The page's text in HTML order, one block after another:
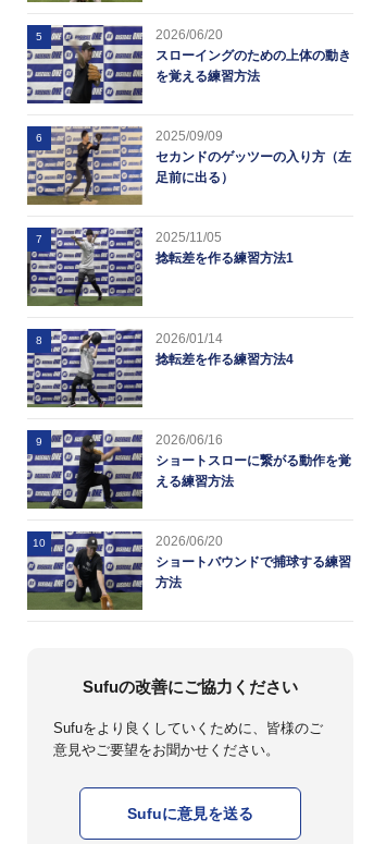
5
2026/06/20
スローイングのための上体の動き
を覚える練習方法
6
2025/09/09
セカンドのゲッツーの入り方（左
足前に出る）
7
2025/11/05
捻転差を作る練習方法1
8
2026/01/14
捻転差を作る練習方法4
9
2026/06/16
ショートスローに繋がる動作を覚
える練習方法
10
2026/06/20
ショートバウンドで捕球する練習
方法
Sufuの改善にご協力ください
Sufuをより良くしていくために、皆様のご
意見やご要望をお聞かせください。
Sufuに意見を送る